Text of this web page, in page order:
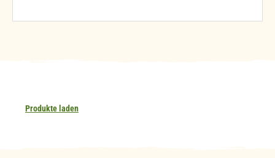
Produkte laden